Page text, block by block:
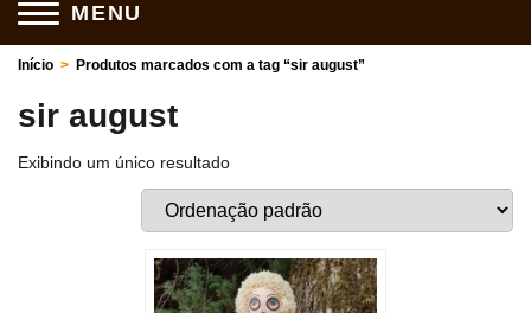
MENU
Início > Produtos marcados com a tag “sir august”
sir august
Exibindo um único resultado